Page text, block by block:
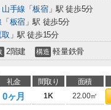
手線 「板宿」駅 徒歩5分
「 板宿」駅 徒歩5分
取 」駅 徒歩15分
2階建 構造 軽量鉄骨
礼金 間取り 面積
0ヶ月 1K 22.00㎡